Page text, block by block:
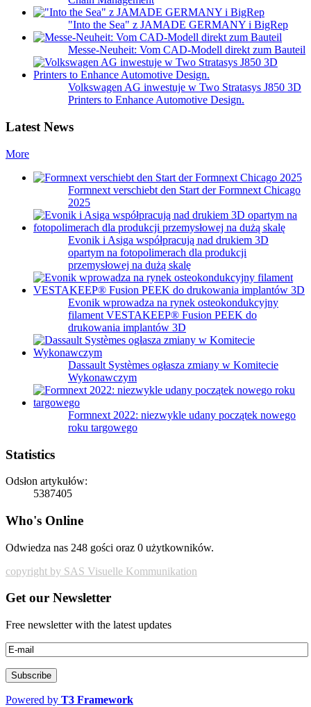
"Into the Sea" z JAMADE GERMANY i BigRep
Messe-Neuheit: Vom CAD-Modell direkt zum Bauteil
Volkswagen AG inwestuje w Two Stratasys J850 3D
Printers to Enhance Automotive Design.
Latest News
More
Formnext verschiebt den Start der Formnext Chicago
2025
Evonik i Asiga współpracują nad drukiem 3D
opartym na fotopolimerach dla produkcji
przemysłowej na dużą skalę
Evonik wprowadza na rynek osteokondukcyjny
filament VESTAKEEP® Fusion PEEK do
drukowania implantów 3D
Dassault Systèmes ogłasza zmiany w Komitecie
Wykonawczym
Formnext 2022: niezwykle udany początek nowego
roku targowego
Statistics
Odsłon artykułów:
5387405
Who's Online
Odwiedza nas 248 gości oraz 0 użytkowników.
copyright by SAS Visuelle Kommunikation
Get our Newsletter
Free newsletter with the latest updates
Powered by T3 Framework